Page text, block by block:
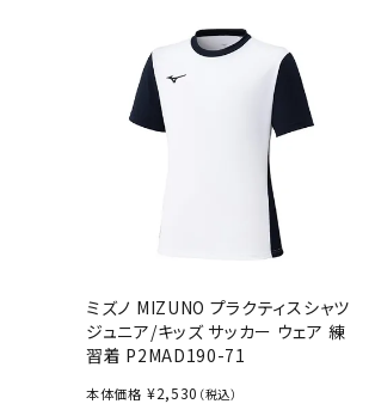
ミズノ MIZUNO プラクティスシャツ
ジュニア/キッズ サッカー ウェア 練
習着 P2MAD190-71
本体価格 ¥2,530 （税込）